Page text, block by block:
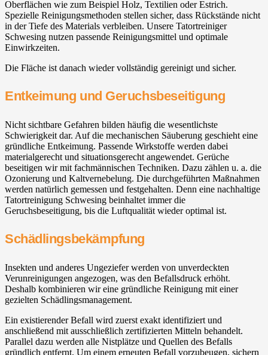
Oberflächen wie zum Beispiel Holz, Textilien oder Estrich.
Spezielle Reinigungsmethoden stellen sicher, dass Rückstände nicht
in der Tiefe des Materials verbleiben. Unsere Tatortreiniger
Schwesing nutzen passende Reinigungsmittel und optimale
Einwirkzeiten.
Die Fläche ist danach wieder vollständig gereinigt und sicher.
Entkeimung und Geruchsbeseitigung
Nicht sichtbare Gefahren bilden häufig die wesentlichste
Schwierigkeit dar. Auf die mechanischen Säuberung geschieht eine
gründliche Entkeimung. Passende Wirkstoffe werden dabei
materialgerecht und situationsgerecht angewendet. Gerüche
beseitigen wir mit fachmännischen Techniken. Dazu zählen u. a. die
Ozonierung und Kaltvernebelung. Die durchgeführten Maßnahmen
werden natürlich gemessen und festgehalten. Denn eine nachhaltige
Tatortreinigung Schwesing beinhaltet immer die
Geruchsbeseitigung, bis die Luftqualität wieder optimal ist.
Schädlingsbekämpfung
Insekten und anderes Ungeziefer werden von unverdeckten
Verunreinigungen angezogen, was den Befallsdruck erhöht.
Deshalb kombinieren wir eine gründliche Reinigung mit einer
gezielten Schädlingsmanagement.
Ein existierender Befall wird zuerst exakt identifiziert und
anschließend mit ausschließlich zertifizierten Mitteln behandelt.
Parallel dazu werden alle Nistplätze und Quellen des Befalls
gründlich entfernt. Um einem erneuten Befall vorzubeugen, sichern